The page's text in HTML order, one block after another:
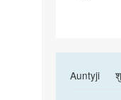
AuntyjiIn